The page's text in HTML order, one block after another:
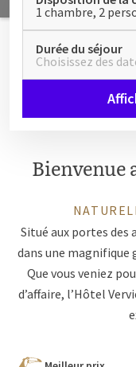
1 chambre, 2
Durée du séjour
Choisissez des
Bienvenue
Situé aux portes des
dans une magnifique
Que vous veniez
d’affaire, l’Hôtel